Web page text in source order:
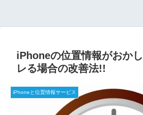
iPhoneの位置情報がおか
レる場合の改善法!!
iPhoneと位置情報サービス